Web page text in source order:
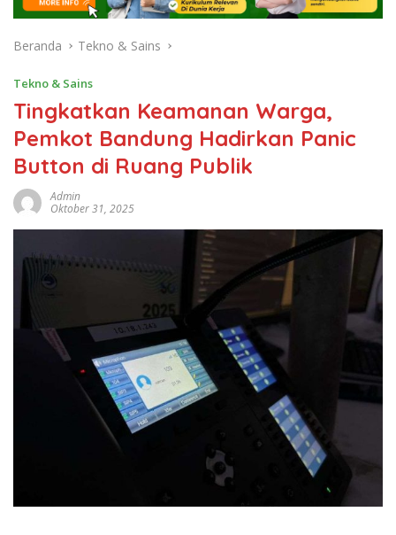
Beranda Tekno & Sains
Tekno & Sains
Tingkatkan Keamanan Warga,
Pemkot Bandung Hadirkan Panic
Button di Ruang Publik
Admin
Oktober 31, 2025